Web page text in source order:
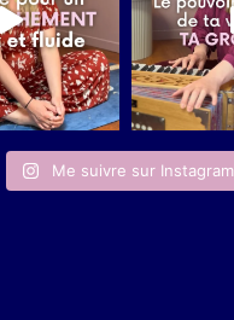
Me suivre sur Instagram